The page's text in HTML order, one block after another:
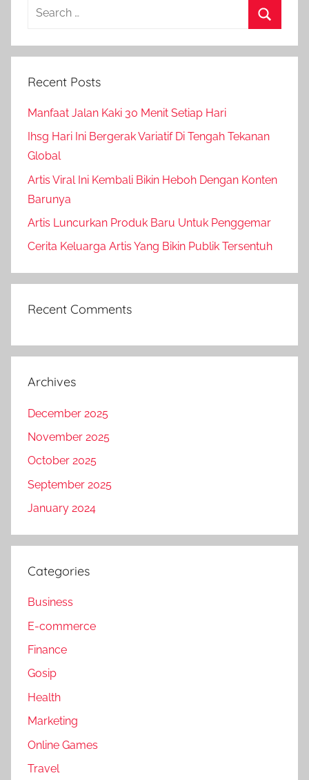
Search
Recent Posts
Manfaat Jalan Kaki 30 Menit Setiap Hari
Ihsg Hari Ini Bergerak Variatif Di Tengah Tekanan
Global
Artis Viral Ini Kembali Bikin Heboh Dengan Konten
Barunya
Artis Luncurkan Produk Baru Untuk Penggemar
Cerita Keluarga Artis Yang Bikin Publik Tersentuh
Recent Comments
Archives
December 2025
November 2025
October 2025
September 2025
January 2024
Categories
Business
E-commerce
Finance
Gosip
Health
Marketing
Online Games
Travel